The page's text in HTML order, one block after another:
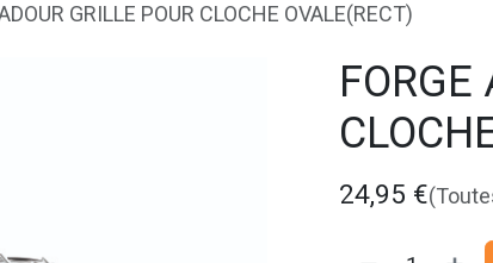
GRILLE POUR CLOCHE OVALE(RECT)
FORGE
24,95 €